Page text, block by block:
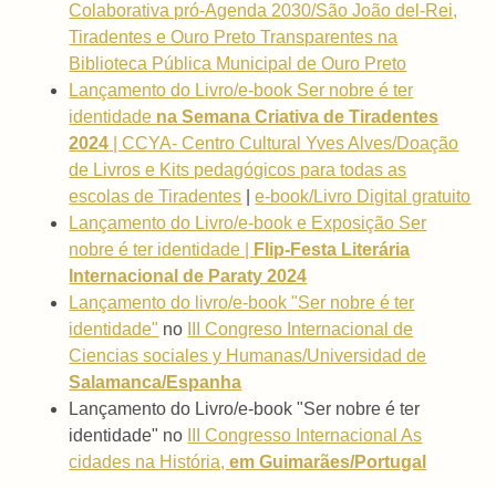
Colaborativa pró-Agenda 2030/São João del-Rei,
Tiradentes e Ouro Preto Transparentes na
Biblioteca Pública Municipal de Ouro Preto
Lançamento do Livro/e-book Ser nobre é ter
identidade na Semana Criativa de Tiradentes
2024 | CCYA- Centro Cultural Yves Alves/Doação
de Livros e Kits pedagógicos para todas as
escolas de Tiradentes |e-book/Livro Digital gratuito
Lançamento do Livro/e-book e Exposição Ser
nobre é ter identidade |
Flip-Festa Literária
Internacional de Paraty 2024
Lançamento do livro/e-book "Ser nobre é ter
identidade" no
III Congreso Internacional de
Ciencias sociales y Humanas/Universidad de
Salamanca/Espanha
Lançamento do Livro/e-book "Ser nobre é ter
identidade" no
III Congresso Internacional As
cidades na História,em Guimarães/Portugal